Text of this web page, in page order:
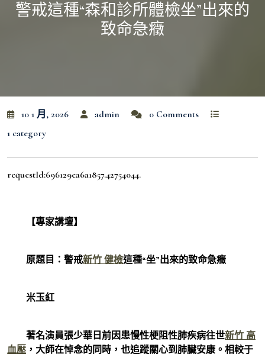
警戒這種“森和診所體檢坐”出來的
致命急癥
10 1 月, 2026 admin
0 Comments
1 category
requestId:696129ea6a1857.42754044.
【專家講壇】
原題目：警戒新竹 健檢這種“坐”出來的致命急癥
米玉紅
著名演員張少華日前因患慢性梗阻性肺疾病往世新竹 高
血壓 ，大師在悼念的同時，也追蹤關心到肺臟安康。相較于